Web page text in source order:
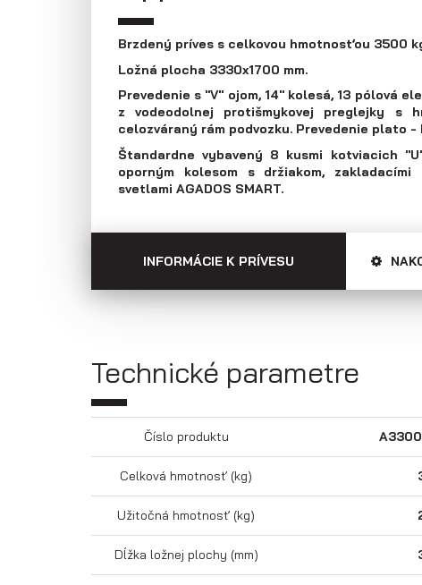
Prepravníky áut
Brzdený príves s celkovou hmotnosťou 3500
Ložná plocha 3330x1700 mm.
Prevedenie s "V" ojom, 14" kolesá, 13 pólová
z vodeodolnej protišmykovej preglejky s
celozváraný rám podvozku. Prevedenie plato -
Štandardne vybavený 8 kusmi kotviacich
oporným kolesom s držiakom,
svetlami AGADOS SMART.
INFORMÁCIE K PRÍVESU
Technické parametre
Číslo produktu
Celková hmotnosť (kg)
Užitočná hmotnosť (kg)
Dĺžka ložnej plochy (mm)